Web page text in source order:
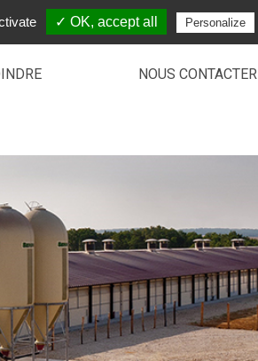
NOUS CONTACTER
✓ OK, accept all Personalize